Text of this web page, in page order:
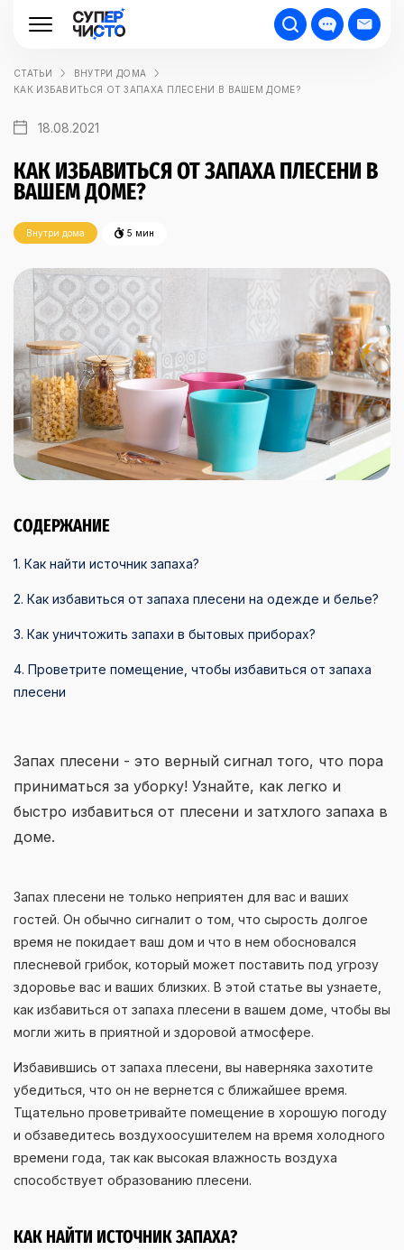
СТАТЬИ
ВНУТРИ ДОМА
КАК ИЗБАВИТЬСЯ ОТ ЗАПАХА ПЛЕСЕНИ В ВАШЕМ ДОМЕ?
18.08.2021
КАК ИЗБАВИТЬСЯ ОТ ЗАПАХА ПЛЕСЕНИ В
ВАШЕМ ДОМЕ?
Внутри дома 5 мин
СОДЕРЖАНИЕ
1. Как найти источник запаха?
2. Как избавиться от запаха плесени на одежде и белье?
3. Как уничтожить запахи в бытовых приборах?
4. Проветрите помещение, чтобы избавиться от запаха
плесени
Запах плесени - это верный сигнал того, что пора
приниматься за уборку! Узнайте, как легко и
быстро избавиться от плесени и затхлого запаха в
доме.
Запах плесени не только неприятен для вас и ваших
гостей. Он обычно сигналит о том, что сырость долгое
время не покидает ваш дом и что в нем обосновался
плесневой грибок, который может поставить под угрозу
здоровье вас и ваших близких. В этой статье вы узнаете,
как избавиться от запаха плесени в вашем доме, чтобы вы
могли жить в приятной и здоровой атмосфере.
Избавившись от запаха плесени, вы наверняка захотите
убедиться, что он не вернется с ближайшее время.
Тщательно проветривайте помещение в хорошую погоду
и обзаведитесь воздухоосушителем на время холодного
времени года, так как высокая влажность воздуха
способствует образованию плесени.
КАК НАЙТИ ИСТОЧНИК ЗАПАХА?